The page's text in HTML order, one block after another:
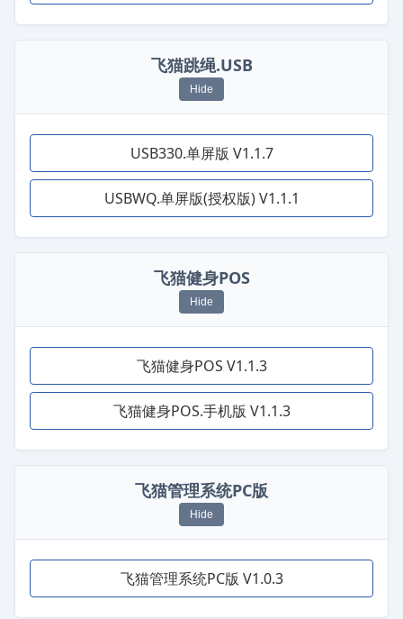
飞猫跳绳.USB
Hide
USB330.单屏版 V1.1.7
USBWQ.单屏版(授权版) V1.1.1
飞猫健身POS
Hide
飞猫健身POS V1.1.3
飞猫健身POS.手机版 V1.1.3
飞猫管理系统PC版
Hide
飞猫管理系统PC版 V1.0.3